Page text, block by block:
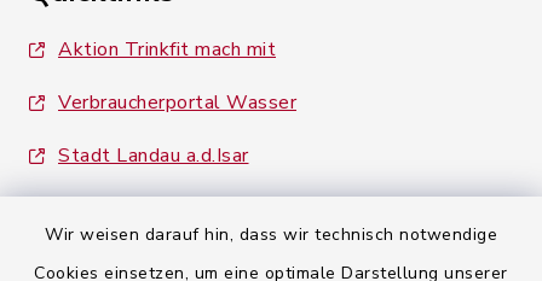
Wir weisen darauf hin, dass wir technisch notwendige
Cookies einsetzen, um eine optimale Darstellung unserer
Aktion Trinkfit mach mit
Verbraucherportal Wasser
Stadt Landau a.d.Isar